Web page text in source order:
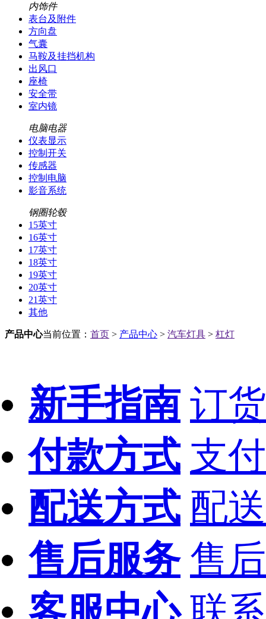
内饰件
表台及附件
方向盘
气囊
马鞍及挂挡机构
出风口
座椅
安全带
室内镜
电脑电器
仪表显示
控制开关
传感器
控制电脑
影音系统
钢圈轮毂
15英寸
16英寸
17英寸
18英寸
19英寸
20英寸
21英寸
其他
产品中心当前位置： 首页 > 产品中心 > 汽车灯具 > 杠灯
新手指南 订
付款方式 支
配送方式 配
售后服务 售